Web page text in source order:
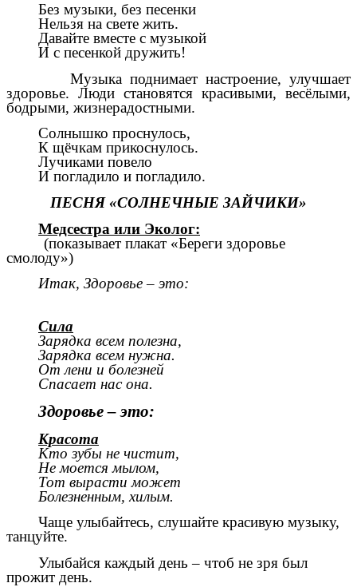
Без музыки, без песенки
Нельзя на свете жить.
Давайте вместе с музыкой
И с песенкой дружить!
Музыка поднимает настроение, улучшает
здоровье. Люди становятся красивыми, весёлыми,
бодрыми, жизнерадостными.
Солнышко проснулось,
К щёчкам прикоснулось.
Лучиками повело
И погладило и погладило.
ПЕСНЯ «СОЛНЕЧНЫЕ ЗАЙЧИКИ»
Медсестра или Эколог:
(показывает плакат «Береги здоровье
смолоду»)
Итак, Здоровье – это:
Сила
Зарядка всем полезна,
Зарядка всем нужна.
От лени и болезней
Спасает нас она.
Здоровье – это:
Красота
Кто зубы не чистит,
Не моется мылом,
Тот вырасти может
Болезненным, хилым.
Чаще улыбайтесь, слушайте красивую музыку,
танцуйте.
Улыбайся каждый день – чтоб не зря был
прожит день.